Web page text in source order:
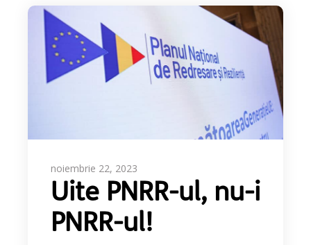
noiembrie 22, 2023
Uite PNRR-ul, nu-i
PNRR-ul!